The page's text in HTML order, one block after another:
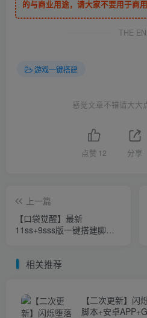
的与商业用途，请大家不要用于商用
THE
游戏一键搭建
感觉文章不错请大大
点赞 12 分享
上一篇
【口袋觉醒】最新
11ss+9sss版一键搭建脚
相关推荐
【二次更新】闪
脚本+安卓